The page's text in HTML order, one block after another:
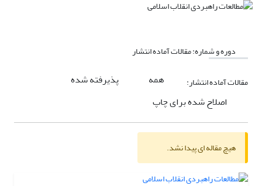
دوره و شماره:مقالات آماده انتشار
مقالات آماده انتشار:
همه
پذیرفته شده
اصلاح شده برای چاپ
هیچ مقاله ای پیدا نشد.